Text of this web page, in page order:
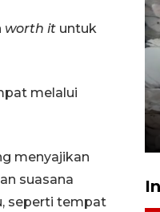
worth it untuk
melalui
menyajikan
suasana
seperti tempat
hadapi